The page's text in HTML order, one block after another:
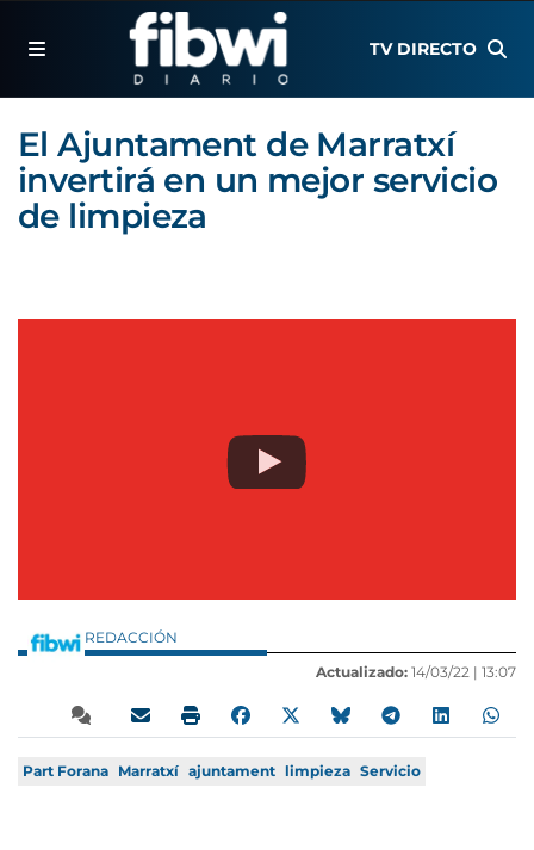
TV DIRECTO
El Ajuntament de Marratxí
invertirá en un mejor servicio
de limpieza
REDACCIÓN
Actualizado: 14/03/22 | 13:07
Part Forana Marratxí ajuntament limpieza Servicio